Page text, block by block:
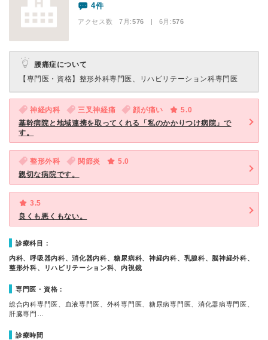
4件
アクセス数 7月:576 | 6月:576
腰痛症について
【専門医・資格】 整形外科専門医、リハビリテーション科専門医
神経内科 三叉神経痛 顔が痛い
5.0
基幹病院と地域連携を取ってくれる「私のかかりつけ病院」で
す。
整形外科 関節炎
5.0
親切な病院です。
3.5
良くも悪くもない。
診療科目：
内科、呼吸器内科、消化器内科、糖尿病科、神経内科、乳腺科、脳神経外科、
整形外科、リハビリテーション科、内視鏡
専門医・資格：
総合内科専門医、血液専門医、外科専門医、糖尿病専門医、消化器病専門医、
肝臓専門…
診療時間